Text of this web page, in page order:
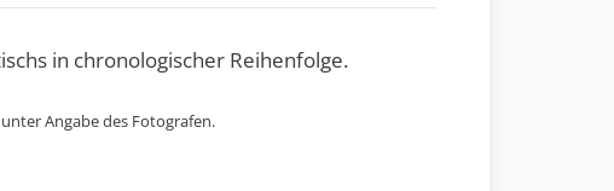
in chronologischer Reihenfolge.
Angabe des Fotografen.